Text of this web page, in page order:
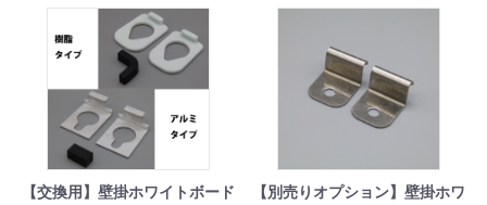
【交換用】壁掛ホワイトボード
【別売りオプション】壁掛ホワ